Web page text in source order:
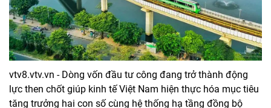
vtv8.vtv.vn - Dòng vốn đầu tư công đang trở thành động
lực then chốt giúp kinh tế Việt Nam hiện thực hóa mục tiêu
tăng trưởng hai con số cùng hệ thống hạ tầng đồng bộ